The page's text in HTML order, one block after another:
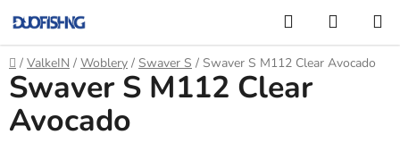
na
obsah
Hledat
KOŠÍK
Domů
/ ValkeIN / Woblery / Swaver S / Swaver S M112 Clear Avocado
Swaver S M112 Clear
Avocado